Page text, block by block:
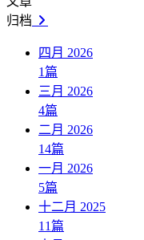
归档
四月 2026
1篇
三月 2026
4篇
二月 2026
14篇
一月 2026
5篇
十二月 2025
11篇